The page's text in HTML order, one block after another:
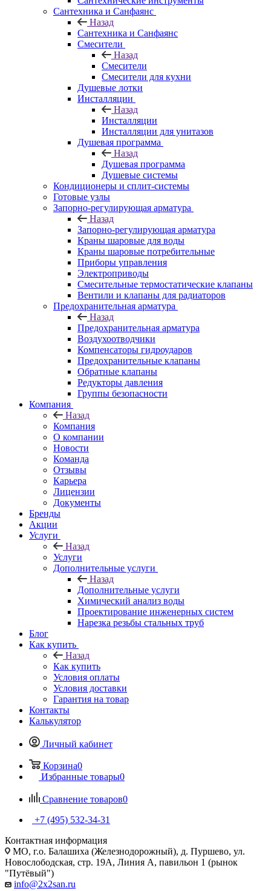
Сантехника и Санфаянс
Назад
Сантехника и Санфаянс
Смесители
Назад
Смесители
Смесители для кухни
Душевые лотки
Инсталляции
Назад
Инсталляции
Инсталляции для унитазов
Душевая программа
Назад
Душевая программа
Душевые системы
Кондиционеры и сплит-системы
Готовые узлы
Запорно-регулирующая арматура
Назад
Запорно-регулирующая арматура
Краны шаровые для воды
Краны шаровые потребительные
Приборы управления
Электроприводы
Смесительные термостатические клапаны
Вентили и клапаны для радиаторов
Предохранительная арматура
Назад
Предохранительная арматура
Воздухоотводчики
Компенсаторы гидроударов
Предохранительные клапаны
Обратные клапаны
Редукторы давления
Группы безопасности
Компания
Назад
Компания
О компании
Новости
Команда
Отзывы
Карьера
Лицензии
Документы
Бренды
Акции
Услуги
Назад
Услуги
Дополнительные услуги
Назад
Дополнительные услуги
Химический анализ воды
Проектирование инженерных систем
Нарезка резьбы стальных труб
Блог
Как купить
Назад
Как купить
Условия оплаты
Условия доставки
Гарантия на товар
Контакты
Калькулятор
Личный кабинет
Корзина0
Избранные товары0
Сравнение товаров0
+7 (495) 532‑34‑31
Контактная информация
МО, г.о. Балашиха (Железнодорожный), д. Пуршево, ул.
Новослободская, стр. 19А, Линия А, павильон 1 (рынок
"Путёвый")
info@2x2san.ru